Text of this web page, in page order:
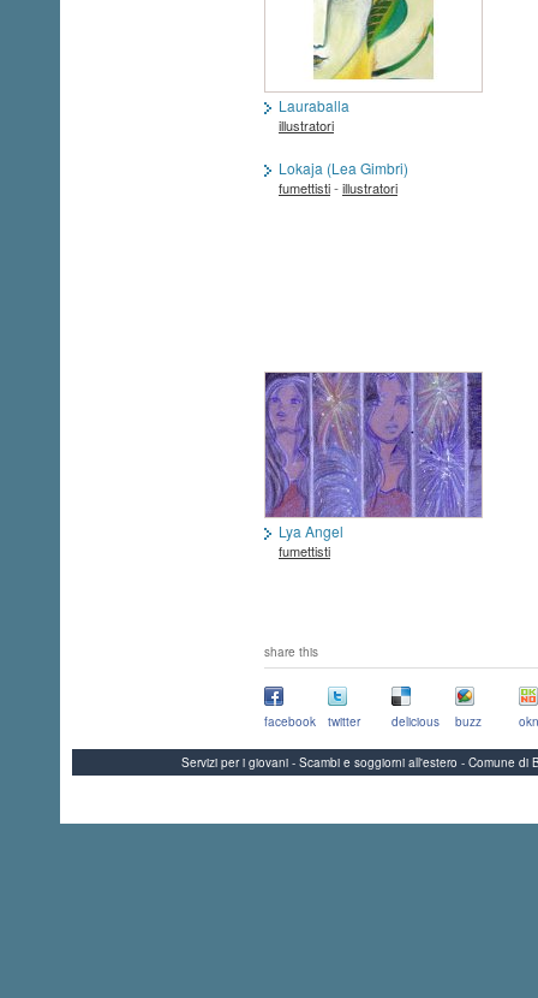
Lauraballa
illustratori
Lokaja (Lea Gimbri)
fumettisti-illustratori
Lya Angel
fumettisti
share this
facebook twitter delicious buzz
Servizi per i giovani - Scambi e soggiorni all'estero - Comune